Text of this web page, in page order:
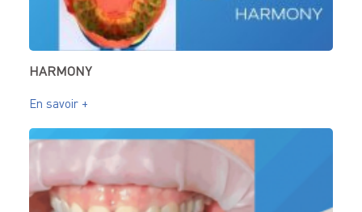
HARMONY
En savoir +